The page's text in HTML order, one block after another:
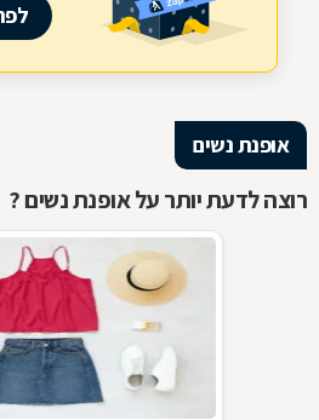
אופנת נשים
רוצה לדעת יותר על אופנת נשים ?